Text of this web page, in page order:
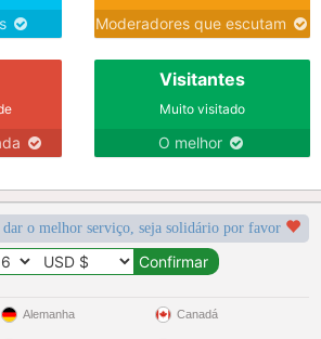
Moderadores que escutam
Visitantes
Muito visitado
O melhor
dar o melhor serviço, seja solidário por favor
Alemanha Canadá